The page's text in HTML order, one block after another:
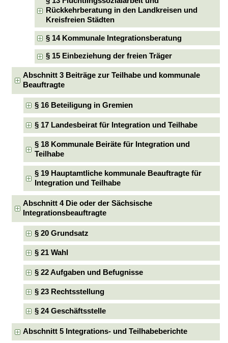
Rückkehrberatung in den Landkreisen und
Kreisfreien Städten
§ 14 Kommunale Integrationsberatung
§ 15 Einbeziehung der freien Träger
Abschnitt 3 Beiträge zur Teilhabe und kommunale
Beauftragte
§ 16 Beteiligung in Gremien
§ 17 Landesbeirat für Integration und Teilhabe
§ 18 Kommunale Beiräte für Integration und
Teilhabe
§ 19 Hauptamtliche kommunale Beauftragte für
Integration und Teilhabe
Abschnitt 4 Die oder der Sächsische
Integrationsbeauftragte
§ 20 Grundsatz
§ 21 Wahl
§ 22 Aufgaben und Befugnisse
§ 23 Rechtsstellung
§ 24 Geschäftsstelle
Abschnitt 5 Integrations- und Teilhabeberichte